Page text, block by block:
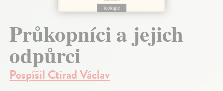
Průkopníci a jejich
odpůrci
Pospíšil Ctirad Václav